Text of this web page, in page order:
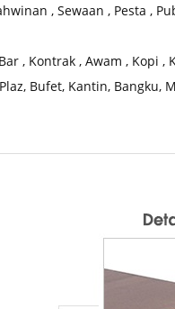
, Sewaan , Pesta ,
, Kontrak , Awam , Kopi ,
Bufet, Kantin, Bangku,